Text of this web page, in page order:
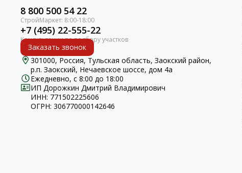
8 800 500 54 22
+7 (495) 22-555-22
Заказать звонок
301000, Россия, Тульская область, Заокский район,
р.п. Заокский, Нечаевское шоссе, дом 4а
Ежедневно, с 8:00 до 18:00
ИП Дорожкин Дмитрий Владимирович
ИНН: 771502225606
ОГРН: 306770000142646